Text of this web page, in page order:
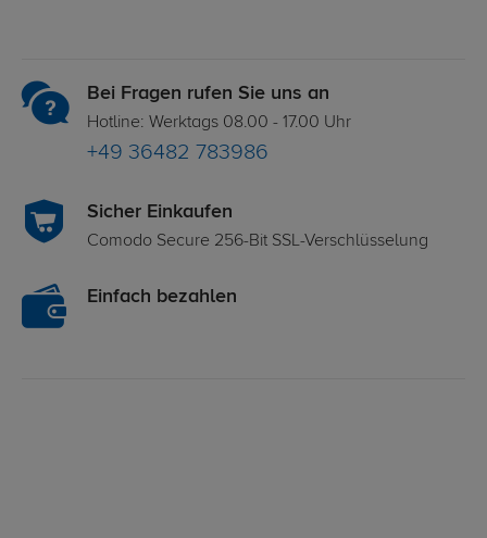
Bei Fragen rufen Sie uns an
Hotline: Werktags 08.00 - 17.00 Uhr
+49 36482 783986
Sicher Einkaufen
Comodo Secure 256-Bit SSL-Verschlüsselung
Einfach bezahlen